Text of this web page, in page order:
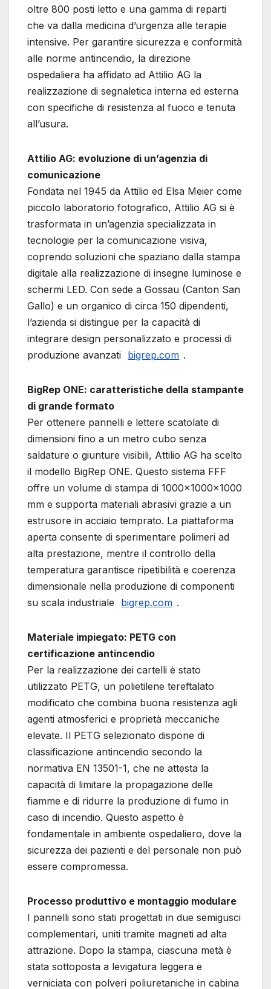
oltre 800 posti letto e una gamma di reparti
che va dalla medicina d’urgenza alle terapie
intensive. Per garantire sicurezza e conformità
alle norme antincendio, la direzione
ospedaliera ha affidato ad Attilio AG la
realizzazione di segnaletica interna ed esterna
con specifiche di resistenza al fuoco e tenuta
all’usura.
Attilio AG: evoluzione di un’agenzia di
comunicazione
Fondata nel 1945 da Attilio ed Elsa Meier come
piccolo laboratorio fotografico, Attilio AG si è
trasformata in un’agenzia specializzata in
tecnologie per la comunicazione visiva,
coprendo soluzioni che spaziano dalla stampa
digitale alla realizzazione di insegne luminose e
schermi LED. Con sede a Gossau (Canton San
Gallo) e un organico di circa 150 dipendenti,
l’azienda si distingue per la capacità di
integrare design personalizzato e processi di
produzione avanzati bigrep.com .
BigRep ONE: caratteristiche della stampante
di grande formato
Per ottenere pannelli e lettere scatolate di
dimensioni fino a un metro cubo senza
saldature o giunture visibili, Attilio AG ha scelto
il modello BigRep ONE. Questo sistema FFF
offre un volume di stampa di 1000×1000×1000
mm e supporta materiali abrasivi grazie a un
estrusore in acciaio temprato. La piattaforma
aperta consente di sperimentare polimeri ad
alta prestazione, mentre il controllo della
temperatura garantisce ripetibilità e coerenza
dimensionale nella produzione di componenti
su scala industriale
bigrep.com .
Materiale impiegato: PETG con
certificazione antincendio
Per la realizzazione dei cartelli è stato
utilizzato PETG, un polietilene tereftalato
modificato che combina buona resistenza agli
agenti atmosferici e proprietà meccaniche
elevate. Il PETG selezionato dispone di
classificazione antincendio secondo la
normativa EN 13501-1, che ne attesta la
capacità di limitare la propagazione delle
fiamme e di ridurre la produzione di fumo in
caso di incendio. Questo aspetto è
fondamentale in ambiente ospedaliero, dove la
sicurezza dei pazienti e del personale non può
essere compromessa.
Processo produttivo e montaggio modulare
I pannelli sono stati progettati in due semigusci
complementari, uniti tramite magneti ad alta
attrazione. Dopo la stampa, ciascuna metà è
stata sottoposta a levigatura leggera e
verniciata con polveri poliuretaniche in cabina